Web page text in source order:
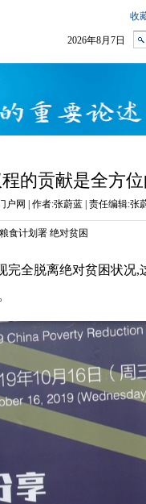
的贡献是全方
户网 | 作者:张蔚蓝 | 责任编辑:张
粮食计划署 绝对贫困
全脱离绝对贫困状况